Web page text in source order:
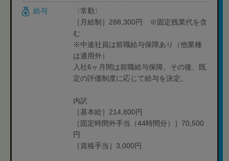
給与
〈常勤〉
［月給制］288,300円 ※固定残業代を含
む
※中途社員は前職給与保障あり（他業種
は適用外）
入社6ヶ月間は前職給与保障。その後、既
定の評価制度に応じて給与を決定。
内訳
［基本給］214,800円
［固定時間外手当（44時間分）］70,500
円
［資格手当］3,000円